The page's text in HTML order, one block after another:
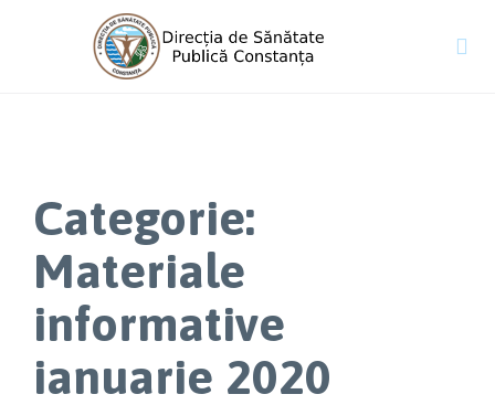

Categorie:
Materiale
informative
ianuarie 2020